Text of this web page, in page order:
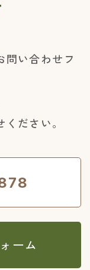
問い合わせフ
ださい。
ーム